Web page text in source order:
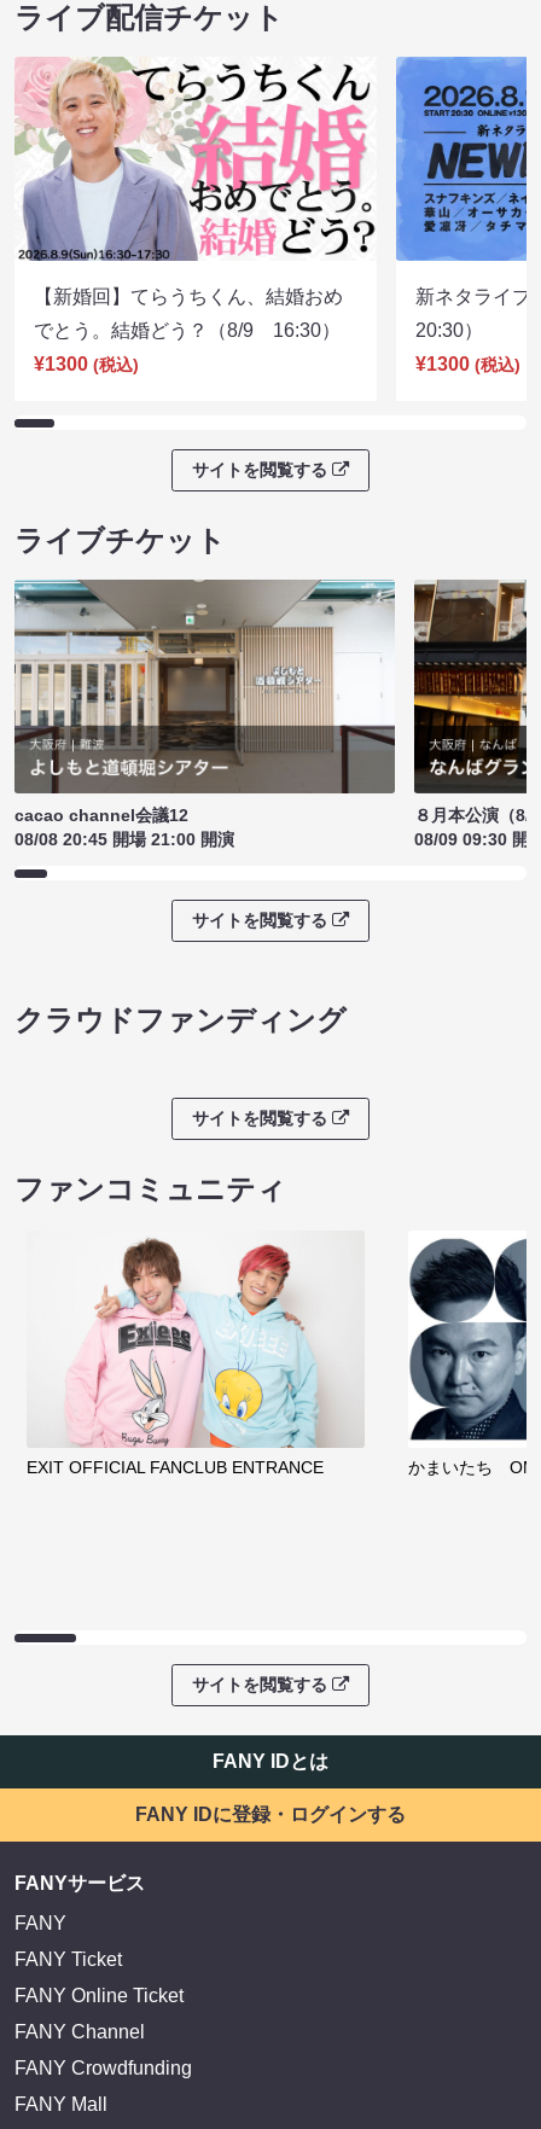
ライブ配信チケット
【新婚回】てらうちくん、結婚おめ
でとう。結婚どう？（8/9 16:30）
¥1300 (税込)
新ネタライ
20:30）
¥1300 (税込)
サイトを閲覧する
ライブチケット
cacao channel会議12
08/08 20:45 開場 21:00 開演
８月本公演（8/
08/09 09:30 開
サイトを閲覧する
クラウドファンディング
サイトを閲覧する
ファンコミュニティ
EXIT OFFICIAL FANCLUB ENTRANCE かまいたち
サイトを閲覧する
FANY IDとは
FANY IDに登録・ログインする
FANYサービス
FANY
FANY Ticket
FANY Online Ticket
FANY Channel
FANY Crowdfunding
FANY Mall